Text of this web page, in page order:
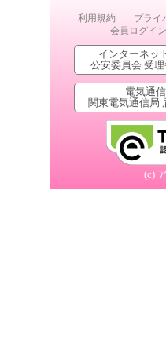
利用規約 プライ
会員ログイ
インターネッ
公安委員会 受
電気通
関東電気通信局
(c)